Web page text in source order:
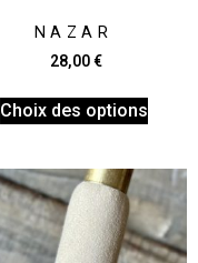
NAZAR
28,00€
Choix des options